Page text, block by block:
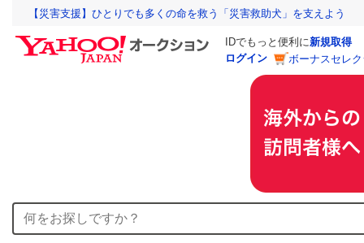
【災害支援】ひとりでも多くの命を救う「災害救助犬」を支えよう
IDでもっと便利に新規取得
ログイン
ボーナスセレ